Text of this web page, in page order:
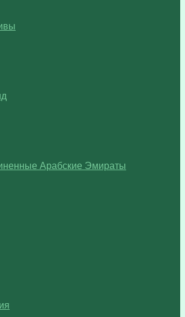
Арабские Эмираты